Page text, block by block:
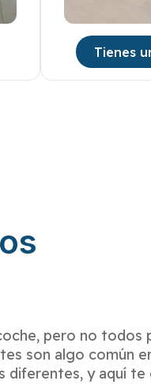
Tienes
pero no
son algo común
diferentes, y aquí